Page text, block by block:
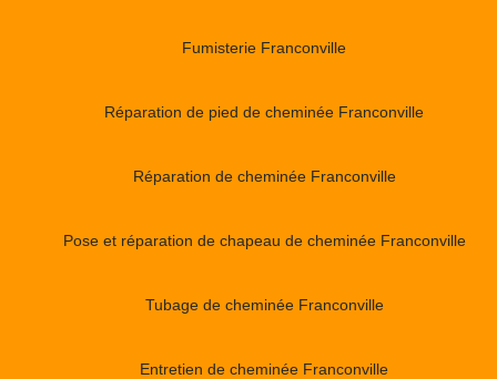
Fumisterie Franconville
Réparation de pied de cheminée Franconville
Réparation de cheminée Franconville
Pose et réparation de chapeau de cheminée Franconville
Tubage de cheminée Franconville
Entretien de cheminée Franconville